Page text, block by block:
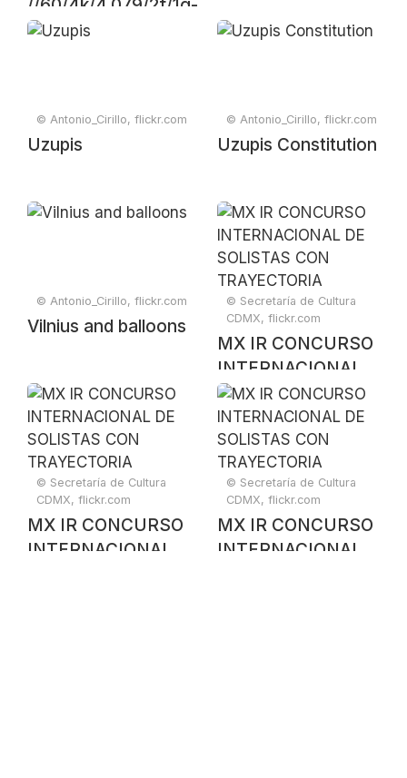
//60/4k/4,079/2f/1g-
Vilnius 2009
© Antonio_Cirillo, flickr.com
Uzupis
© Antonio_Cirillo, flickr.com
Uzupis Constitution
© Antonio_Cirillo, flickr.com
Vilnius and balloons
© Secretaría de Cultura
CDMX, flickr.com
MX IR CONCURSO
INTERNACIONAL
DE SOLISTAS CON
TRAYECTORIA
© Secretaría de Cultura
CDMX, flickr.com
MX IR CONCURSO
INTERNACIONAL
© Secretaría de Cultura
CDMX, flickr.com
MX IR CONCURSO
INTERNACIONAL